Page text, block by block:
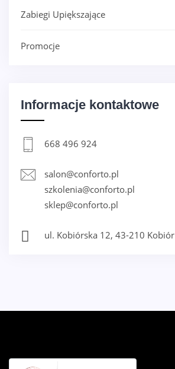
Zabiegi Upiększające
Promocje
Informacje kontaktowe
668 496 924
salon@conforto.pl
szkolenia@conforto.pl
sklep@conforto.pl
ul. Kobiórska 12, 43-210 Kobiór